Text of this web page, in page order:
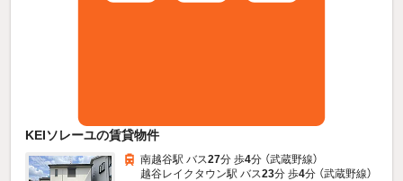
KEIソレーユの賃貸物件
南越谷駅 バス27分 歩4分 （武蔵野線）
越谷レイクタウン駅 バス23分 歩4分 （武蔵野線）